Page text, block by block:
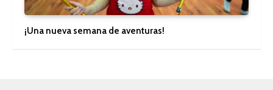
¡Una nueva semana de aventuras!